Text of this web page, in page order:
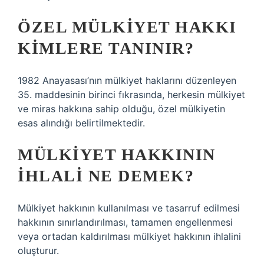
ÖZEL MÜLKIYET HAKKI
KIMLERE TANINIR?
1982 Anayasası’nın mülkiyet haklarını düzenleyen
35. maddesinin birinci fıkrasında, herkesin mülkiyet
ve miras hakkına sahip olduğu, özel mülkiyetin
esas alındığı belirtilmektedir.
MÜLKIYET HAKKININ
IHLALI NE DEMEK?
Mülkiyet hakkının kullanılması ve tasarruf edilmesi
hakkının sınırlandırılması, tamamen engellenmesi
veya ortadan kaldırılması mülkiyet hakkının ihlalini
oluşturur.